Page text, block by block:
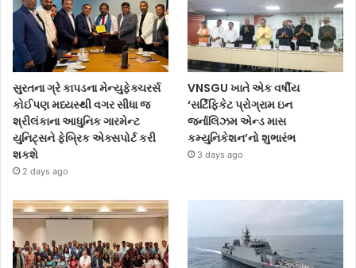
સુરતના ગ્રે કાપડના મેન્યુફેક્ચરર્સ
કોઈપણ મધ્યસ્થી વગર સીધા જ
શ્રીલંકાના આધુનિક ગારમેન્ટ
યુનિટ્સને ફેબ્રિક એક્સપોર્ટ કરી
શકશે
2 days ago
VNSGU ખાતે એક વર્ષીય
‘સર્ટિફિકેટ પ્રોગ્રામ ઇન
જર્નાલિઝમ એન્ડ માસ
કમ્યુનિકેશન’નો શુભારંભ
3 days ago